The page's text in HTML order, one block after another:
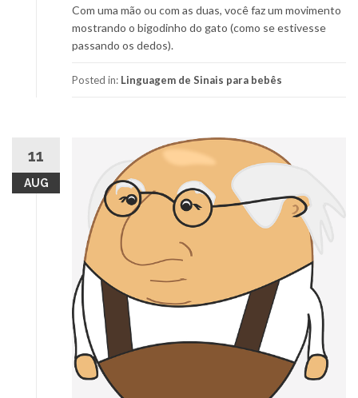
Com uma mão ou com as duas, você faz um movimento
mostrando o bigodinho do gato (como se estivesse
passando os dedos).
Posted in: Linguagem de Sinais para bebês
11
AUG